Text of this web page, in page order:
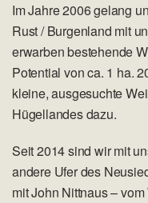
Im Jahre 2006 gelang
Rust / Burgenland mit
erwarben bestehende
Potential von ca. 1 ha.
kleine, ausgesuchte
Hügellandes dazu.
Seit 2014 sind wir mit
andere Ufer des
mit John Nittnaus –